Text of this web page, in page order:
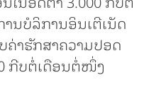
ນບໍລິການອິນເຕີເນັດ
ຄ່າຮັກສາຄວາມປອດ
ກີບຕໍ່ເດືອນຕໍ່ໜຶ່ງ